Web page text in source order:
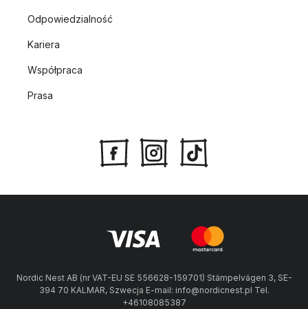
Odpowiedzialność
Kariera
Współpraca
Prasa
Nordic Nest AB (nr VAT-EU SE 556628-159701) Stämpelvägen 3, SE-
394 70 KALMAR, Szwecja E-mail: info@nordicnest.pl Tel.
+46108085387